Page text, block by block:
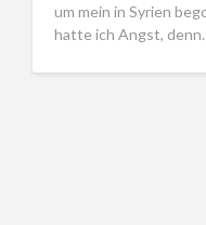
um mein in Syrien
hatte ich Angst,